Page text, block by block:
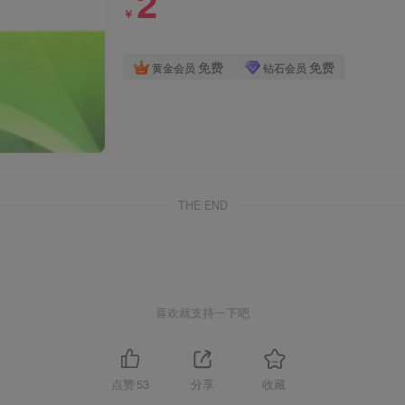
￥
黄金会员 免费 钻石会员 免费
THE END
喜欢就支持一下吧
点赞 53 分享 收藏